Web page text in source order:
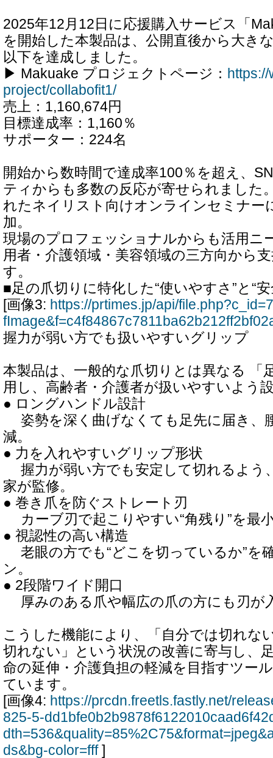
2025年12月12日に応援購入サービス「
を開始した本製品は、公開直後から大き
以下を達成しました。
▶ Makuake プロジェクトページ：
project/collabofit1/
売上：1,160,674円
目標達成率：1,160％
サポーター：224名
開始から数時間で達成率100％を超え、
ティからも多数の反応が寄せられました
れたネイリスト向けオンラインセミナー
加。
現場のプロフェッショナルからも活用ニ
用者・介護領域・美容領域の三方向から
す。
■足の爪切りに特化した“使いやすさ”と“
[画像3: https://prtimes.jp/api/
握力が弱い方でも扱いやすいグリップ
本製品は、一般的な爪切りとは異なる 「
用し、高齢者・介護者が扱いやすいよう
● ロングハンドル設計
姿勢を深く曲げなくても足先に届き、
減。
● 力を入れやすいグリップ形状
握力が弱い方でも安定して切れるよう
家が監修。
● 巻き爪を防ぐストレート刃
カーブ刃で起こりやすい“角残り”を最
● 視認性の高い構造
老眼の方でも“どこを切っているか”を
ン。
● 2段階ワイド開口
厚みのある爪や幅広の爪の方にも刃が
こうした機能により、「自分では切れな
切れない」という状況の改善に寄与し、
命の延伸・介護負担の軽減を目指すツー
ています。
[画像4: https://prcdn.freetls.fastly.net/
825-5-
ds&bg-color=fff]